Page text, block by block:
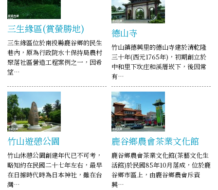
三生緣區(賞螢勝地)
三生緣區位於南投縣鹿谷鄉的民生
巷內，原為行政院水土保持局農村
聚落社區營造工程案例之一，因希
望…
德山寺
竹山鎮德興里的德山寺建於清乾隆
三十年(西元1765年)，初期創立於
中和里下坎庄和溪厝崁下，後因常
有…
竹山遊憩公園
竹山休憩公園創建年代已不可考，
略知約在民國二十七年左右，最早
在日據時代時為日本神社，雖在台
灣…
鹿谷鄉農會茶業文化館
鹿谷鄉農會茶業文化館(茶藝文化生
活館)於民國85年10月落成，位於鹿
谷鄉市區上，由鹿谷鄉農會斥資
興…